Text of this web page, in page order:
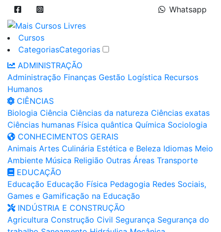
Whatsapp
Cursos
CategoriasCategorias
ADMINISTRAÇÃO
Administração Finanças Gestão Logística Recursos
Humanos
CIÊNCIAS
Biologia Ciência Ciências da natureza Ciências exatas
Ciências humanas Física quântica Química Sociologia
CONHECIMENTOS GERAIS
Animais Artes Culinária Estética e Beleza Idiomas Meio
Ambiente Música Religião Outras Áreas Transporte
EDUCAÇÃO
Educação Educação Física Pedagogia Redes Sociais,
Games e Gamificação na Educação
INDÚSTRIA E CONSTRUÇÃO
Agricultura Construção Civil Segurança Segurança do